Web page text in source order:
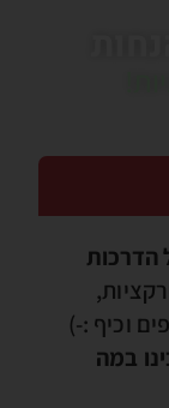
הדרכות
וכיף :-)
במה